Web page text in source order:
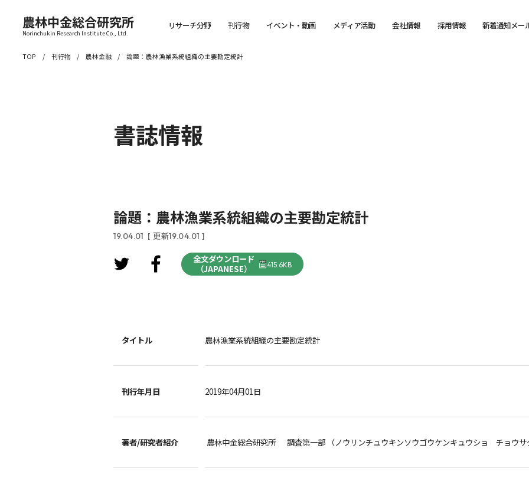
農林中金総合研究所
Norinchukin Research Institute Co., Ltd.
リサーチ分野 刊行物 イベント・動画 メディア活動 会社情報 採用情報 新着通知メー
TOP 刊行物 農林金融 論題：農林漁業系統組織の主要勘定統計
書誌情報
論題：農林漁業系統組織の主要勘定統計
19.04.01 [ 更新19.04.01 ]
全文ダウンロード
（JAPANESE）
415.6KB
タイトル 農林漁業系統組織の主要勘定統計
刊行年月日 2019年04月01日
著者/研究者紹介 農林中金総合研究所 調査第一部 （ノウリンチュウキンソウゴウケンキュウショ チョウサ